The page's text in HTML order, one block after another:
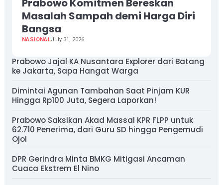
Masalah Sampah demi Harga Diri
Bangsa
NASIONALJuly 31, 2026
Prabowo Jajal KA Nusantara Explorer dari Batang
ke Jakarta, Sapa Hangat Warga
Dimintai Agunan Tambahan Saat Pinjam KUR
Hingga Rp100 Juta, Segera Laporkan!
Prabowo Saksikan Akad Massal KPR FLPP untuk
62.710 Penerima, dari Guru SD hingga Pengemudi
Ojol
DPR Gerindra Minta BMKG Mitigasi Ancaman
Cuaca Ekstrem El Nino